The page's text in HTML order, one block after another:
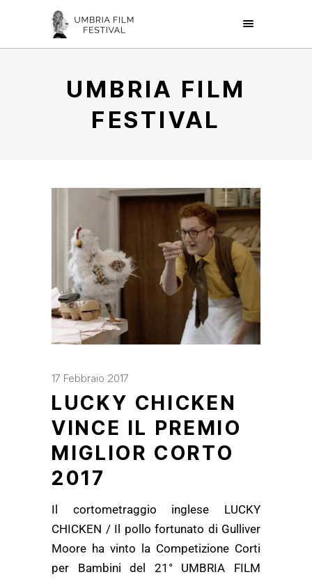
UMBRIA FILM
FESTIVAL
17 Febbraio 2017
LUCKY CHICKEN
VINCE IL PREMIO
MIGLIOR CORTO
2017
Il cortometraggio inglese LUCKY
CHICKEN / Il pollo fortunato di Gulliver
Moore ha vinto la Competizione Corti
per Bambini del 21° UMBRIA FILM